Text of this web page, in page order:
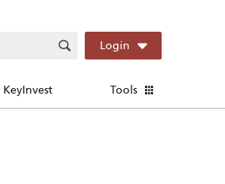
Login
KeyInvest Tools